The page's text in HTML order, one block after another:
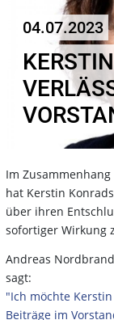
04.07.2023
Im
hat Kerstin
über ihren
sofortiger Wirkung
Andreas
sagt:
"Ich möchte
Beiträge im